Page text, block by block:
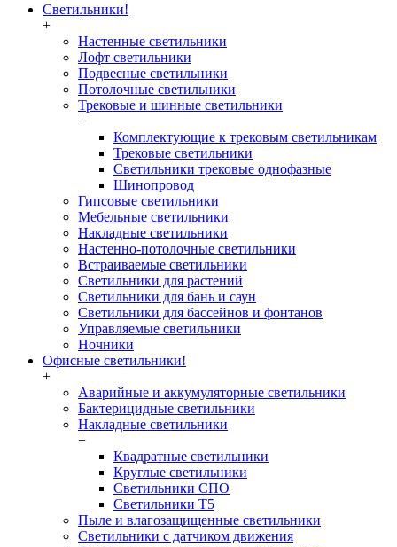
Светильники!
+
Настенные светильники
Лофт светильники
Подвесные светильники
Потолочные светильники
Трековые и шинные светильники
+
Комплектующие к трековым светильникам
Трековые светильники
Светильники трековые однофазные
Шинопровод
Гипсовые светильники
Мебельные светильники
Накладные светильники
Настенно-потолочные светильники
Встраиваемые светильники
Светильники для растений
Светильники для бань и саун
Светильники для бассейнов и фонтанов
Управляемые светильники
Ночники
Офисные светильники!
+
Аварийные и аккумуляторные светильники
Бактерицидные светильники
Накладные светильники
+
Квадратные светильники
Круглые светильники
Светильники СПО
Светильники Т5
Пыле и влагозащищенные светильники
Светильники с датчиком движения